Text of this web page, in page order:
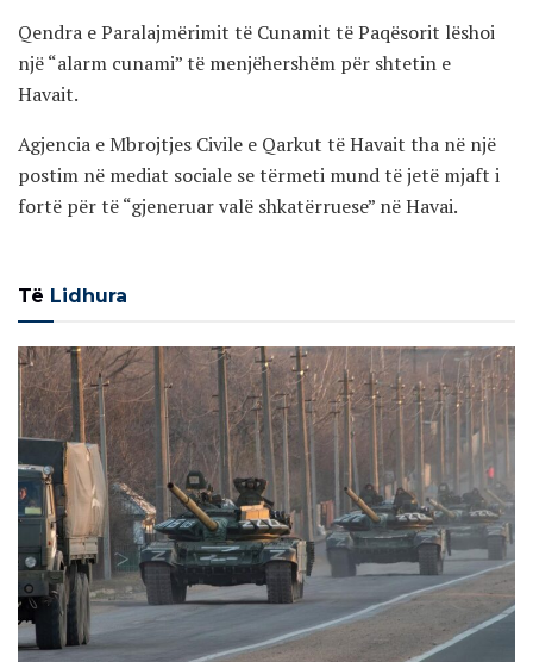
Qendra e Paralajmërimit të Cunamit të Paqësorit lëshoi
një “alarm cunami” të menjëhershëm për shtetin e
Havait.
Agjencia e Mbrojtjes Civile e Qarkut të Havait tha në një
postim në mediat sociale se tërmeti mund të jetë mjaft i
fortë për të “gjeneruar valë shkatërruese” në Havai.
Të Lidhura